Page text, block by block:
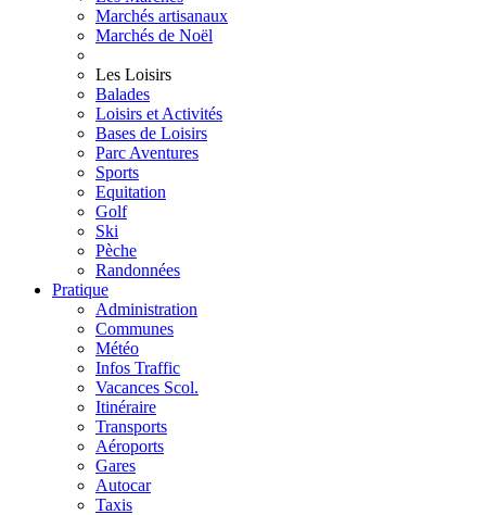
Marchés artisanaux
Marchés de Noël
Les Loisirs
Balades
Loisirs et Activités
Bases de Loisirs
Parc Aventures
Sports
Equitation
Golf
Ski
Pèche
Randonnées
Pratique
Administration
Communes
Météo
Infos Traffic
Vacances Scol.
Itinéraire
Transports
Aéroports
Gares
Autocar
Taxis